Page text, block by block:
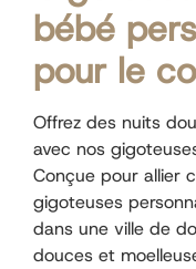
bébé
pour le
Offrez des nuits
avec nos
Conçue pour allier
gigoteuses
dans une ville de
douces et